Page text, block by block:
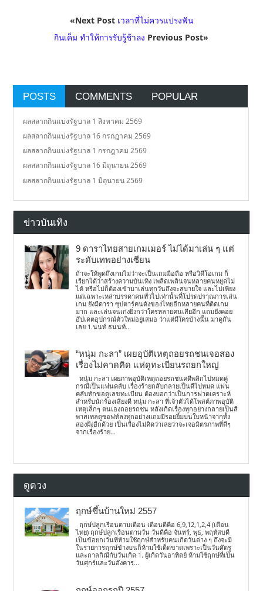
«Next Post เวลาที่ไม่ควรแปรงฟัน
กินเค็ม ทำให้การรับรู้ช้าลง Previous Post»
POSTS COMMENTS POPULAR
ผลสลากกินแบ่งรัฐบาล 1 สิงหาคม 2569
ผลสลากกินแบ่งรัฐบาล 16 กรกฎาคม 2569
ผลสลากกินแบ่งรัฐบาล 1 กรกฎาคม 2569
ผลสลากกินแบ่งรัฐบาล 16 มิถุนายน 2569
ผลสลากกินแบ่งรัฐบาล 1 มิถุนายน 2569
ข่าวบันเทิง
9 ดาราไทยสายเกมเมอร์ ไม่ได้มาเล่น ๆ แต่
ระดับเทพอย่างเซียน
ถ้าจะให้พูดถึงเกมไม่ว่าจะเป็นเกมมือถือ หรือวิดีโอเกม ก็
เรียกได้ว่าสร้างความบันเทิง เพลิดเพลินจนหลายคนหยุดไม่
ได้ หรือไม่ก็ต้องเข้ามาเล่นทุกวันถึงจะสบายใจ และไม่เพียง
แต่เฉพาะเหล่าบรรดาคนทั่วไปเท่านั้นที่โปรดปราณการเล่น
เกม ยังมีดารา ซุปตาร์คนดังของไทยอีกหลายคนที่ติดเกม
มาก และเล่นจนเก่งยิ่งกว่าใครหลายคนเสียอีก แถมยังคอย
อัปเดตอุปกรณ์ตัวใหม่อยู่เสมอ ว่าแต่มีใครบ้างนั้น มาดูกัน
เลย 1.นนท์ ธนนท์...
“หนุ่ม กะลา” เผยอุบัติเหตุถอยรถชนเจอสอง
เรื่องไม่คาดคิด แห่ดูทะเบียนรถยกใหญ่
หนุ่ม กะลา เผยภาพอุบัติเหตุถอยรถชนคดีพลิกไปหมดคู่
กรณีเป็นแฟนคลับ เรื่องร้ายกลับกลายเป็นดีไปหมด แฟน
คลับทักขอดูเลขทะเบียน ต้องบอกว่าเป็นการฟาดเคราะห์
สำหรับนักร้องเสียงดี หนุ่ม กะลา ที่เจ้าตัวได้โพสต์ภาพอุบัติ
เหตุเล็กๆ ตนเองถอยรถชน หลังเกิดเรื่องทุกอย่างกลายเป็นสี
พาสเทลดูซอฟท์ลงทุกอย่างแถมมีรอยยิ้มบนใบหน้าจากทั้ง
สองฝั่งอีกด้วย เป็นเรื่องไม่คิดว่าเลยว่าจะเจอมิตรภาพที่ดีๆ
จากเรื่องร้าย...
ดูดวง
ฤกษ์ขึ้นบ้านใหม่ 2557
ฤกษ์ปลูกเรือนตามเดือน เดือนดีคือ 6,9,12,1,2,4 (เดือน
ไทย) ฤกษ์ปลูกเรือนตามวัน วันดีคือ จันทร์, พุธ, พฤหัสบดี
เป็นข้อยกเว้นที่ห้ามใช้ฤกษ์สำหรับคนเกิดวันต่าง ๆ ถึงจะมี
ในรายการฤกษ์ข้างบนก็ห้ามใช้เด็ดขาดเพราะเป็นวันศัตรู
และกาลกิณีกับวันเกิด 1. ผู้เกิดวันอาทิตย์ ห้ามใช้ฤกษ์ที่เป็น
วันศุกร์และวันอังคาร...